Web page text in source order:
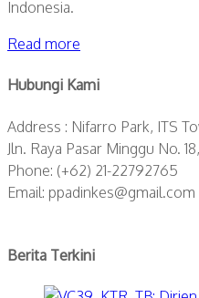
Indonesia.
Read more
Hubungi Kami
Address : Nifarro Park, ITS
Jln. Raya Pasar Minggu No.
Phone: (+62) 21-22792765
Email: ppadinkes@gmail.com
Berita Terkini